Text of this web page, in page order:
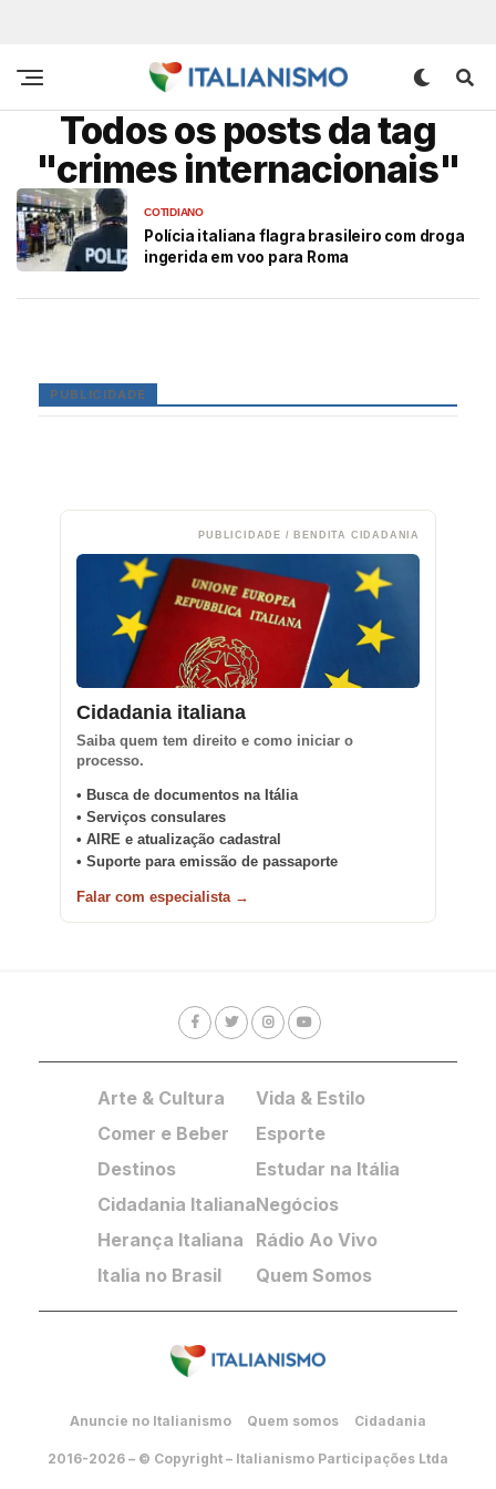
Todos os posts da tag
"crimes internacionais"
COTIDIANO
Polícia italiana flagra brasileiro com droga
ingerida em voo para Roma
PUBLICIDADE
PUBLICIDADE / BENDITA CIDADANIA
Cidadania italiana
Saiba quem tem direito e como iniciar o
processo.
• Busca de documentos na Itália
• Serviços consulares
• AIRE e atualização cadastral
• Suporte para emissão de passaporte
Falar com especialista →
Arte & Cultura
Comer e Beber
Destinos
Cidadania Italiana
Herança Italiana
Italia no Brasil
Vida & Estilo
Esporte
Estudar na Itália
Negócios
Rádio Ao Vivo
Quem Somos
Anuncie no Italianismo Quem somos Cidadania
2016-2026 – © Copyright – Italianismo Participações Ltda